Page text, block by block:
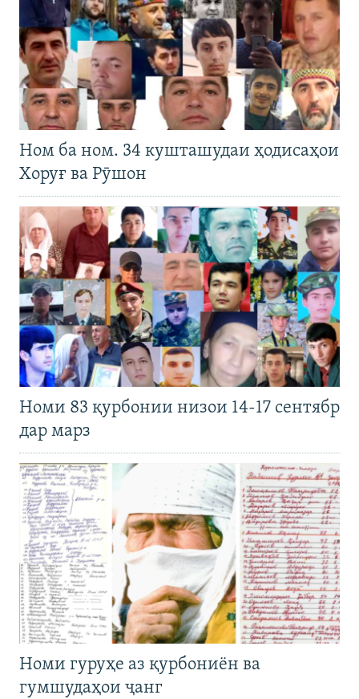
Ном ба ном. 34 кушташудаи ҳодисаҳои
Хоруғ ва Рӯшон
Номи 83 қурбонии низои 14-17 сентябр
дар марз
Номи гуруҳе аз қурбониён ва
гумшудаҳои ҷанг